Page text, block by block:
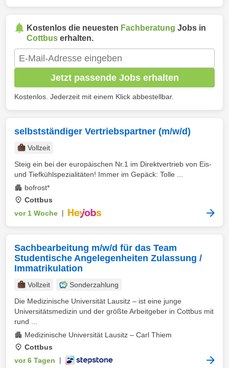
Kostenlos die neuesten Fachberatung Jobs in
Cottbus erhalten.
Jetzt passende Jobs erhalten
Kostenlos. Jederzeit mit einem Klick abbestellbar.
selbstständiger Vertriebspartner (m/w/d)
Vollzeit
Steig ein bei der europäischen Nr.1 im Direktvertrieb von Eis-
und Tiefkühlspezialitäten! Immer im Gepäck: Tolle ...
bofrost*
Cottbus
vor 1 Woche
Sachbearbeitung m/w/d für das Team
Studentische Angelegenheiten Zulassung /
Immatrikulation
Vollzeit
Sonderzahlung
Die Medizinische Universität Lausitz – ist eine junge
Universitätsmedizin und der größte Arbeitgeber in Cottbus mit
rund ...
Medizinische Universität Lausitz – Carl Thiem
Cottbus
vor 6 Tagen